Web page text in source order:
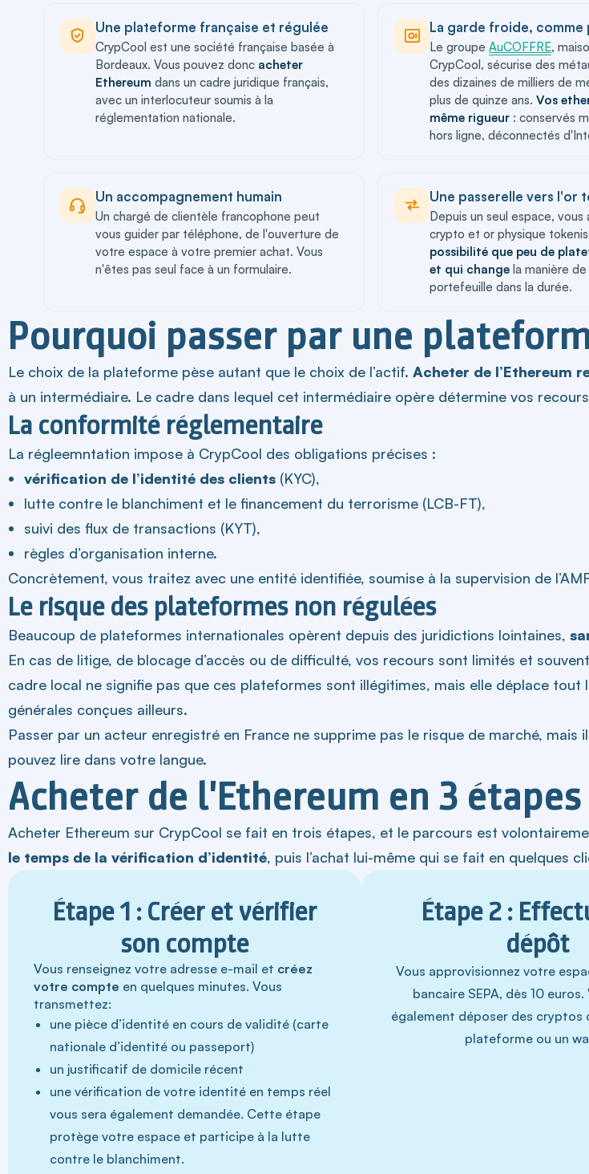
Une plateforme française et régulée
CrypCool est une société française basée à
Bordeaux. Vous pouvez donc acheter
Ethereum dans un cadre juridique français,
avec un interlocuteur soumis à la
réglementation nationale.
La garde froide, comme
Le groupeAuCOFFRE,
CrypCool, sécurise des
des dizaines de milliers de
plus de quinze ans.Vos
même rigueur : conservés
hors ligne, déconnectés
Un accompagnement humain
Un chargé de clientèle francophone peut
vous guider par téléphone, de l'ouverture de
votre espace à votre premier achat. Vous
n'êtes pas seul face à un formulaire.
Une passerelle vers l'or
Depuis un seul espace,
crypto et or physique
possibilité que peu de
et qui change la manière
portefeuille dans la durée.
Pourquoi passer par une
Le choix de la plateforme pèse autant que le choix de l’actif. Acheter de l’Ethereum
à un intermédiaire. Le cadre dans lequel cet intermédiaire opère détermine vos
La conformité réglementaire
La régleemntation impose à CrypCool des obligations précises :
vérification de l’identité des clients (KYC),
lutte contre le blanchiment et le financement du terrorisme (LCB-FT),
suivi des flux de transactions (KYT),
règles d’organisation interne.
Concrètement, vous traitez avec une entité identifiée, soumise à la supervision de
Le risque des plateformes non régulées
Beaucoup de plateformes internationales opèrent depuis des juridictions lointaines,
En cas de litige, de blocage d’accès ou de difficulté, vos recours sont limités et
cadre local ne signifie pas que ces plateformes sont illégitimes, mais elle déplace
générales conçues ailleurs.
Passer par un acteur enregistré en France ne supprime pas le risque de marché,
pouvez lire dans votre langue.
Acheter de l'Ethereum en 3 étapes
Acheter Ethereum sur CrypCool se fait en trois étapes, et le parcours est
le temps de la vérification d’identité, puis l’achat lui-même qui se fait en quelques
Étape 1 : Créer et vérifier
son compte
Vous renseignez votre adresse e-mail et créez
votre compte en quelques minutes. Vous
transmettez:
une pièce d’identité en cours de validité (carte
nationale d’identité ou passeport)
un justificatif de domicile récent
une vérification de votre identité en temps réel
vous sera également demandée. Cette étape
protège votre espace et participe à la lutte
contre le blanchiment.
Étape 2 :
dépôt
Vous approvisionnez votre
bancaire SEPA, dès 10
également déposer des cryptos
plateforme ou un